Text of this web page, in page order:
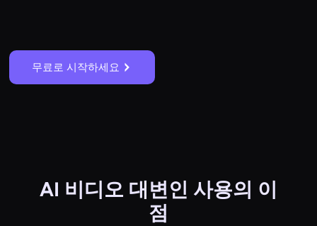
무료로 시작하세요
AI 비디오 대변인 사용의 이
점